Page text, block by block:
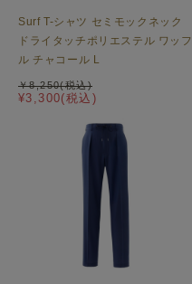
Surf T-シャツ セミモックネック
ドライタッチポリエステル ワッフ
ル チャコール L
¥3,300(税込)
￥8,250(税込)